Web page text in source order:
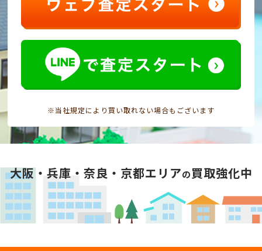
※当社規定により買い取れない場合もございます
大阪・兵庫・奈良・京都エリアの買取強化中